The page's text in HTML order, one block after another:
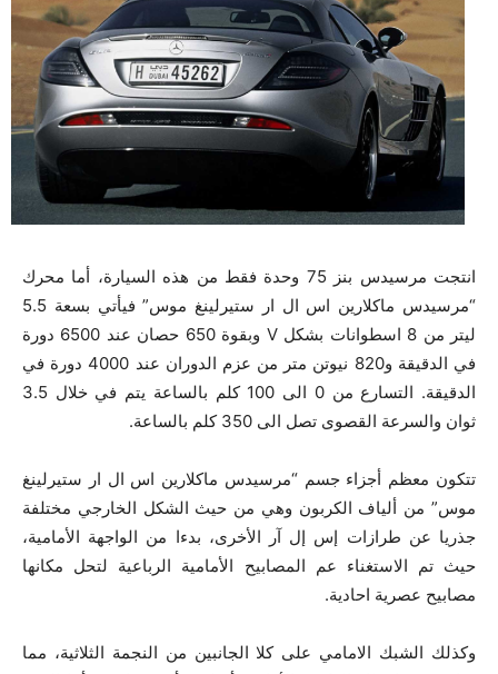
انتجت مرسيدس بنز 75 وحدة فقط من هذه السيارة، أما محرك
“مرسيدس ماكلارين اس ال ار ستيرلينغ موس” فيأتي بسعة 5.5
ليتر من 8 اسطوانات بشكل V وبقوة 650 حصان عند 6500 دورة
في الدقيقة و820 نيوتن متر من عزم الدوران عند 4000 دورة في
الدقيقة. التسارع من 0 الى 100 كلم بالساعة يتم في خلال 3.5
ثوان والسرعة القصوى تصل الى 350 كلم بالساعة.
تتكون معظم أجزاء جسم “مرسيدس ماكلارين اس ال ار ستيرلينغ
موس” من ألياف الكربون وهي من حيث الشكل الخارجي مختلفة
جذريا عن طرازات إس إل آر الأخرى، بدءا من الواجهة الأمامية،
حيث تم الاستغناء عم المصابيح الأمامية الرباعية لتحل مكانها
مصابيح عصرية احادية.
وكذلك الشبك الامامي على كلا الجانبين من النجمة الثلاثية، مما